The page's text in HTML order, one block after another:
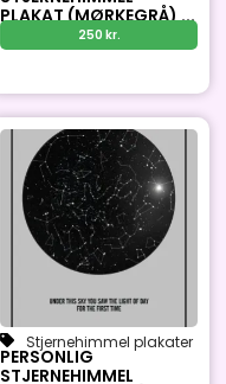
PLAKAT (MØRKEGRÅ) ...
250 kr.
Stjernehimmel plakater
PERSONLIG
STJERNEHIMMEL